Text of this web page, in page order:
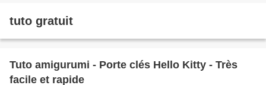
tuto gratuit
Tuto amigurumi - Porte clés Hello Kitty - Très
facile et rapide